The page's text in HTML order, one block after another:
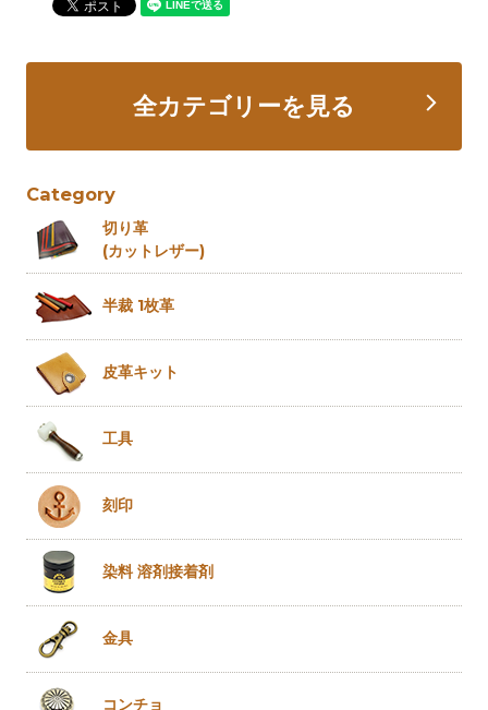
全カテゴリーを見る
Category
切り革
(カットレザー)
半裁 1枚革
皮革キット
工具
刻印
染料 溶剤接着剤
金具
コンチョ